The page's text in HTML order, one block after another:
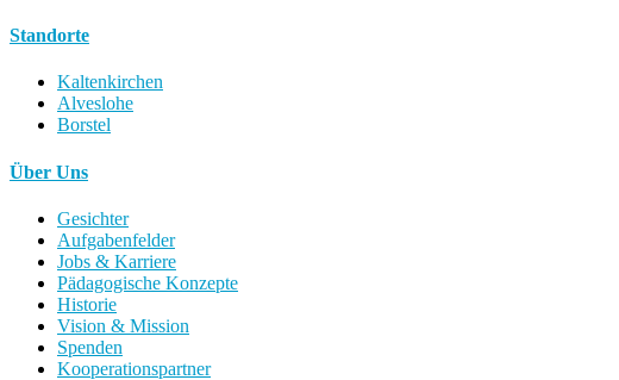
Standorte
Kaltenkirchen
Alveslohe
Borstel
Über Uns
Gesichter
Aufgabenfelder
Jobs & Karriere
Pädagogische Konzepte
Historie
Vision & Mission
Spenden
Kooperationspartner